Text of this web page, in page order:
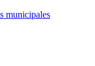
municipales